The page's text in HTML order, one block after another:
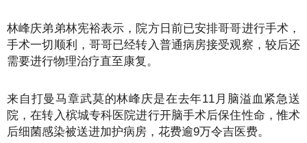
林峰庆弟弟林宪裕表示，院方日前已安排哥哥进行手术，
手术一切顺利，哥哥已经转入普通病房接受观察，较后还
需要进行物理治疗直至康复。
来自打曼马章武莫的林峰庆是在去年11月脑溢血紧急送
院，在转入槟城专科医院进行开脑手术后保住性命，惟术
后细菌感染被送进加护病房，花费逾9万令吉医费。